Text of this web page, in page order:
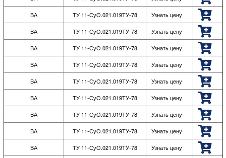
ВА ТУ 11-СуО.021.019ТУ-78 Узнать цену
ВА ТУ 11-СуО.021.019ТУ-78 Узнать цену
ВА ТУ 11-СуО.021.019ТУ-78 Узнать цену
ВА ТУ 11-СуО.021.019ТУ-78 Узнать цену
ВА ТУ 11-СуО.021.019ТУ-78 Узнать цену
ВА ТУ 11-СуО.021.019ТУ-78 Узнать цену
ВА ТУ 11-СуО.021.019ТУ-78 Узнать цену
ВА ТУ 11-СуО.021.019ТУ-78 Узнать цену
ВА ТУ 11-СуО.021.019ТУ-78 Узнать цену